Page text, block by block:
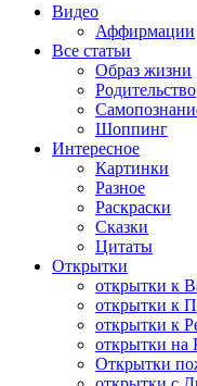
Видео
Аффирмации
Все статьи
Образ жизни
Родительство
Шоппинг
Интересное
Картинки
Разное
Раскраски
Сказки
Цитаты
Открытки
открытки к
открытки к
открытки к
открытки на
Открытки